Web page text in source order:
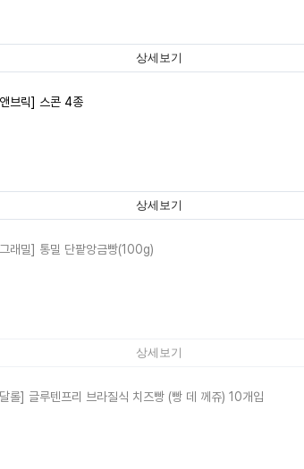
상세보기
브릭] 스콘 4종
상세보기
래밀] 통밀 단팥앙금빵(100g)
상세보기
롤] 글루텐프리 브라질식 치즈빵 (빵 데 께쥬) 10개입